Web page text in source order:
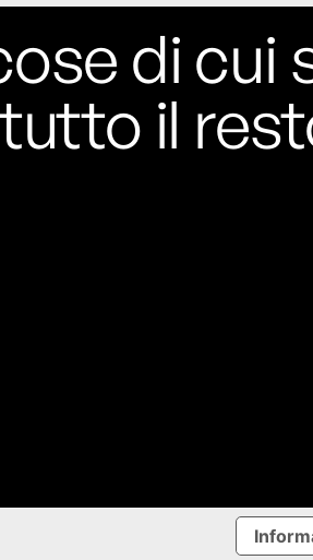
più celebri perché troppe
solo quelli per
L'ha spiegato lo chef Diego
a sfuggire alle
da Instagram anche
di cui
il